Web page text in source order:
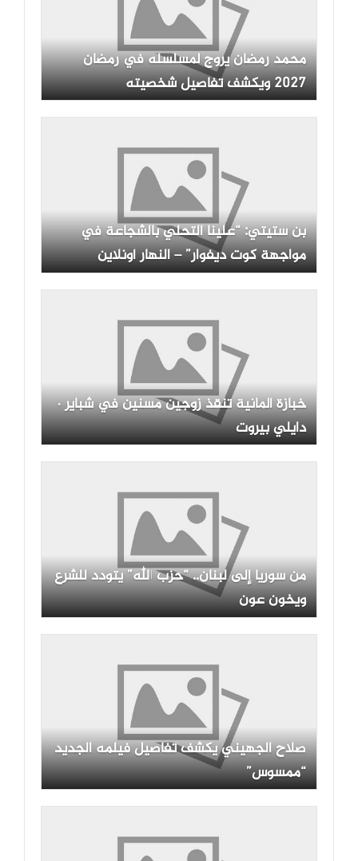
محمد رمضان يروج لمسلسله في رمضان
2027 ويكشف تفاصيل شخصيته
بن ستيتي: “علينا التحلي بالشجاعة في
مواجهة كوت ديفوار” – النهار أونلاين
خبازة ألمانية تنقذ زوجين مسنين في شباير ·
دايلي بيروت
من سوريا إلى لبنان.. “حزب الله” يتودد للشرع
ويخون عون
صلاح الجهيني يكشف تفاصيل فيلمه الجديد
“ممسوس”